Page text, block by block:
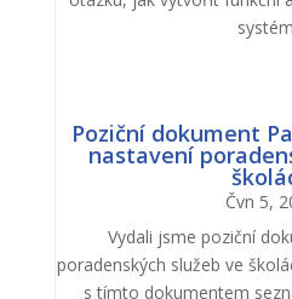
Poziční dokument
nastavení
Čvn 5,
Vydali jsme poziční
poradenských služeb ve
s tímto dokumentem